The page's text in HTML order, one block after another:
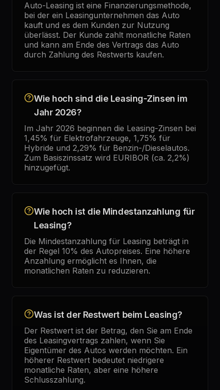
Auto-Leasing ist eine Finanzierungsmethode,
bei der ein Leasingunternehmen das Auto
kauft und es dem Kunden zur Nutzung
überlässt. Der Kunde zahlt monatliche Raten
und kann am Ende des Vertrags das Auto
durch Zahlung des Restwerts kaufen.
Wie hoch sind die Leasing-Zinsen im
Jahr 2026?
Im Jahr 2026 beginnen die Leasing-Zinsen bei
1,45% für Elektrofahrzeuge, 1,75% für
Hybride und 2,29% für Benzin-/Dieselautos.
Zum Basiszinssatz wird EURIBOR (ca. 2,2%)
hinzugefügt.
Wie hoch ist die Mindestanzahlung für
Leasing?
Die Mindestanzahlung für Leasing beträgt in
der Regel 10% des Autopreises. Eine höhere
Anzahlung ermöglicht es Ihnen, die
monatlichen Raten zu reduzieren.
Was ist der Restwert beim Leasing?
Der Restwert ist der Betrag, den Sie am Ende
des Leasingvertrags zahlen, wenn Sie
Eigentümer des Autos werden möchten. Ein
höherer Restwert bedeutet niedrigere
monatliche Raten, aber eine höhere
Schlusszahlung.